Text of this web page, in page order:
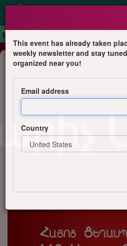
Commemoration
Հայոց
Ամեակի Ոգեկոչում
Մասնաճիւղերու
This event has already taken
weekly newsletter and stay
organized near you!
Email address
Country